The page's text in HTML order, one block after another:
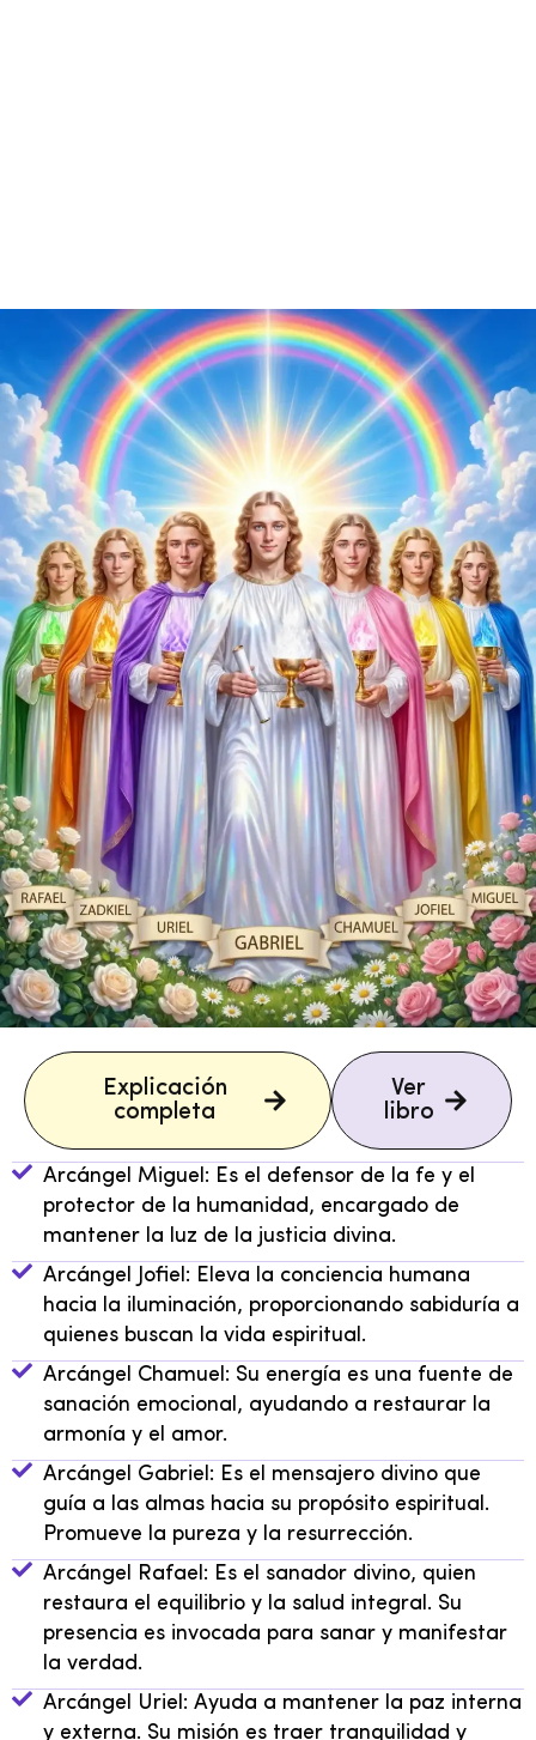
Explicación
completa
Ver
libro
Arcángel Miguel: Es el defensor de la fe y el
protector de la humanidad, encargado de
mantener la luz de la justicia divina.
Arcángel Jofiel: Eleva la conciencia humana
hacia la iluminación, proporcionando sabiduría a
quienes buscan la vida espiritual.
Arcángel Chamuel: Su energía es una fuente de
sanación emocional, ayudando a restaurar la
armonía y el amor.
Arcángel Gabriel: Es el mensajero divino que
guía a las almas hacia su propósito espiritual.
Promueve la pureza y la resurrección.
Arcángel Rafael: Es el sanador divino, quien
restaura el equilibrio y la salud integral. Su
presencia es invocada para sanar y manifestar
la verdad.
Arcángel Uriel: Ayuda a mantener la paz interna
y externa. Su misión es traer tranquilidad y